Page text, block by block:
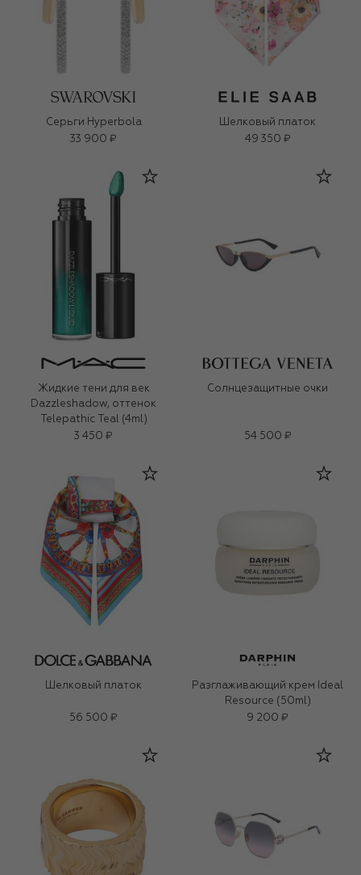
Серьги Hyperbola
33 900 ₽
Шелковый платок
49 350 ₽
Жидкие тени для век
Dazzleshadow, оттенок
Telepathic Teal (4ml)
3 450 ₽
Солнцезащитные очки
54 500 ₽
Шелковый платок
56 500 ₽
Разглаживающий крем Ideal
Resource (50ml)
9 200 ₽